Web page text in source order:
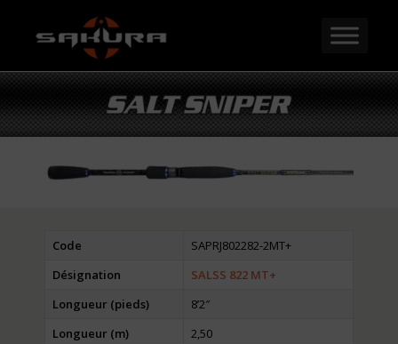
Code
SAPRJ802282-2MT+
Désignation
SALSS 822 MT+
Longueur (pieds)
8’2″
Longueur (m)
2,50